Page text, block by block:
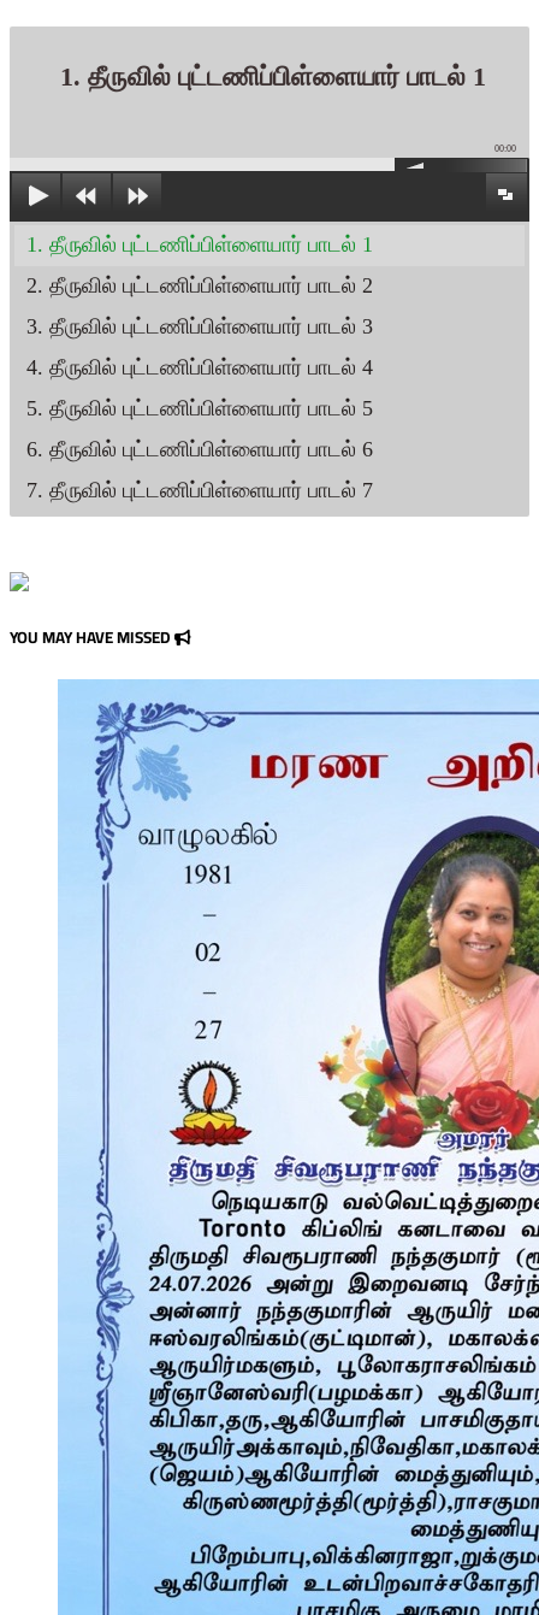
1. தீருவில் புட்டணிப்பிள்ளையார் பாடல் 1
00:00
1. தீருவில் புட்டணிப்பிள்ளையார் பாடல் 1
2. தீருவில் புட்டணிப்பிள்ளையார் பாடல் 2
3. தீருவில் புட்டணிப்பிள்ளையார் பாடல் 3
4. தீருவில் புட்டணிப்பிள்ளையார் பாடல் 4
5. தீருவில் புட்டணிப்பிள்ளையார் பாடல் 5
6. தீருவில் புட்டணிப்பிள்ளையார் பாடல் 6
7. தீருவில் புட்டணிப்பிள்ளையார் பாடல் 7
YOU MAY HAVE MISSED